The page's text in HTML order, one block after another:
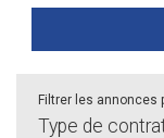
Filtrer les annonces
Type de